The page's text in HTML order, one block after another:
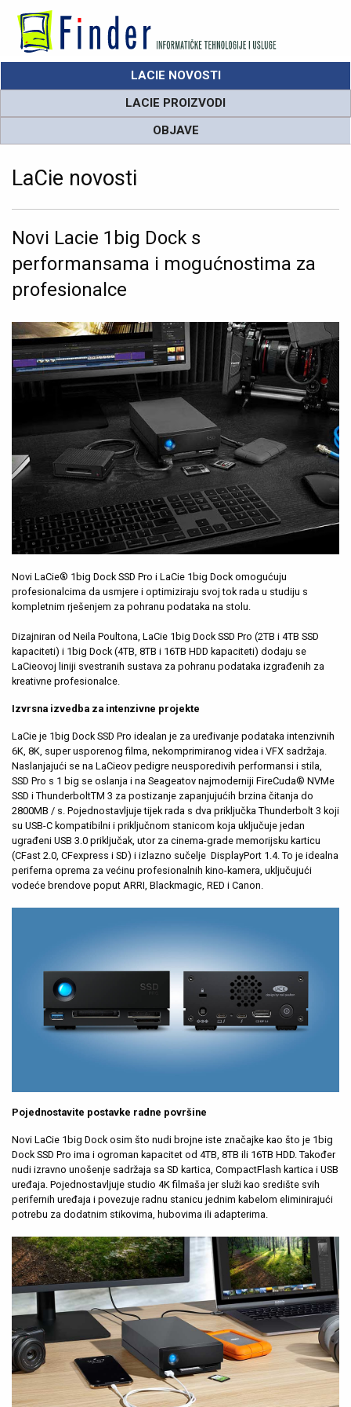
LACIE NOVOSTI
LACIE PROIZVODI
OBJAVE
LaCie novosti
Novi Lacie 1big Dock s
performansama i mogućnostima za
profesionalce
Novi LaCie® 1big Dock SSD Pro i LaCie 1big Dock omogućuju
profesionalcima da usmjere i optimiziraju svoj tok rada u studiju s
kompletnim rješenjem za pohranu podataka na stolu.
Dizajniran od Neila Poultona, LaCie 1big Dock SSD Pro (2TB i 4TB SSD
kapaciteti) i 1big Dock (4TB, 8TB i 16TB HDD kapaciteti) dodaju se
LaCieovoj liniji svestranih sustava za pohranu podataka izgrađenih za
kreativne profesionalce.
Izvrsna izvedba za intenzivne projekte
LaCie je 1big Dock SSD Pro idealan je za uređivanje podataka intenzivnih
6K, 8K, super usporenog filma, nekomprimiranog videa i VFX sadržaja.
Naslanjajući se na LaCieov pedigre neusporedivih performansi i stila,
SSD Pro s 1 big se oslanja i na Seageatov najmoderniji FireCuda® NVMe
SSD i ThunderboltTM 3 za postizanje zapanjujućih brzina čitanja do
2800MB / s. Pojednostavljuje tijek rada s dva priključka Thunderbolt 3 koji
su USB-C kompatibilni i priključnom stanicom koja uključuje jedan
ugrađeni USB 3.0 priključak, utor za cinema-grade memorijsku karticu
(CFast 2.0, CFexpress i SD) i izlazno sučelje DisplayPort 1.4. To je idealna
periferna oprema za većinu profesionalnih kino-kamera, uključujući
vodeće brendove poput ARRI, Blackmagic, RED i Canon.
Pojednostavite postavke radne površine
Novi LaCie 1big Dock osim što nudi brojne iste značajke kao što je 1big
Dock SSD Pro ima i ogroman kapacitet od 4TB, 8TB ili 16TB HDD. Također
nudi izravno unošenje sadržaja sa SD kartica, CompactFlash kartica i USB
uređaja. Pojednostavljuje studio 4K filmaša jer služi kao središte svih
perifernih uređaja i povezuje radnu stanicu jednim kabelom eliminirajući
potrebu za dodatnim stikovima, hubovima ili adapterima.